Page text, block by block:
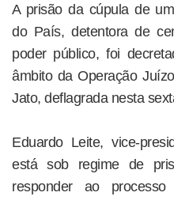
A prisão da cúpula de
do País, detentora de
poder público, foi
âmbito da Operação
Jato, deflagrada nesta
Eduardo Leite, vice-
está sob regime de
responder ao